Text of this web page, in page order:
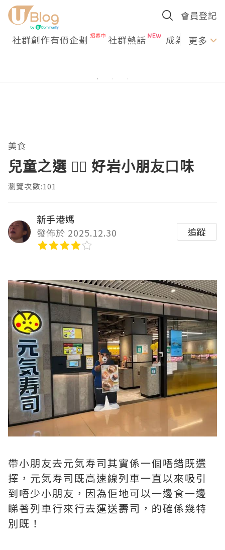
會員登記
社群創作有價企劃 社群熱話 成為U更多
美食
兒童之選 👍🏼 好岩小朋友口味
瀏覽次數:101
新手港媽
發佈於 2025.12.30
追蹤
帶小朋友去元気寿司其實係一個唔錯既選
擇，元気寿司既高速線列車一直以來吸引
到唔少小朋友，因為佢地可以一邊食一邊
睇著列車行來行去運送壽司，的確係幾特
別既！